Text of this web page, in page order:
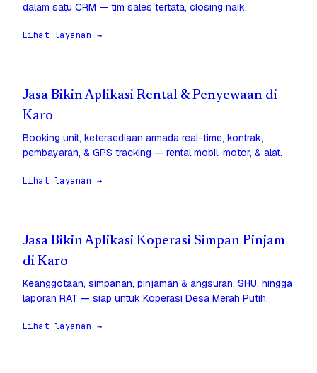
dalam satu CRM — tim sales tertata, closing naik.
Lihat layanan →
Jasa Bikin Aplikasi Rental & Penyewaan di
Karo
Booking unit, ketersediaan armada real-time, kontrak,
pembayaran, & GPS tracking — rental mobil, motor, & alat.
Lihat layanan →
Jasa Bikin Aplikasi Koperasi Simpan Pinjam
di Karo
Keanggotaan, simpanan, pinjaman & angsuran, SHU, hingga
laporan RAT — siap untuk Koperasi Desa Merah Putih.
Lihat layanan →